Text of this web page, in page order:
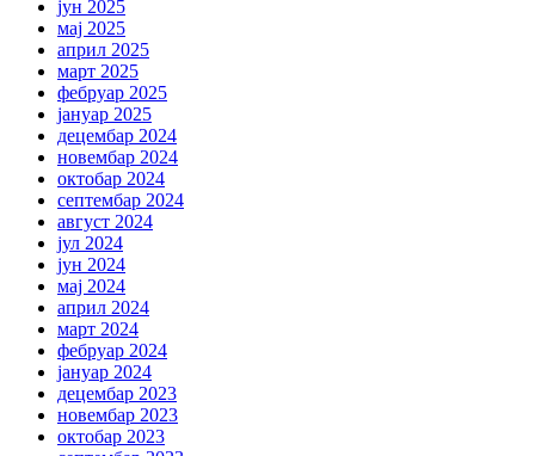
јун 2025
мај 2025
април 2025
март 2025
фебруар 2025
јануар 2025
децембар 2024
новембар 2024
октобар 2024
септембар 2024
август 2024
јул 2024
јун 2024
мај 2024
април 2024
март 2024
фебруар 2024
јануар 2024
децембар 2023
новембар 2023
октобар 2023